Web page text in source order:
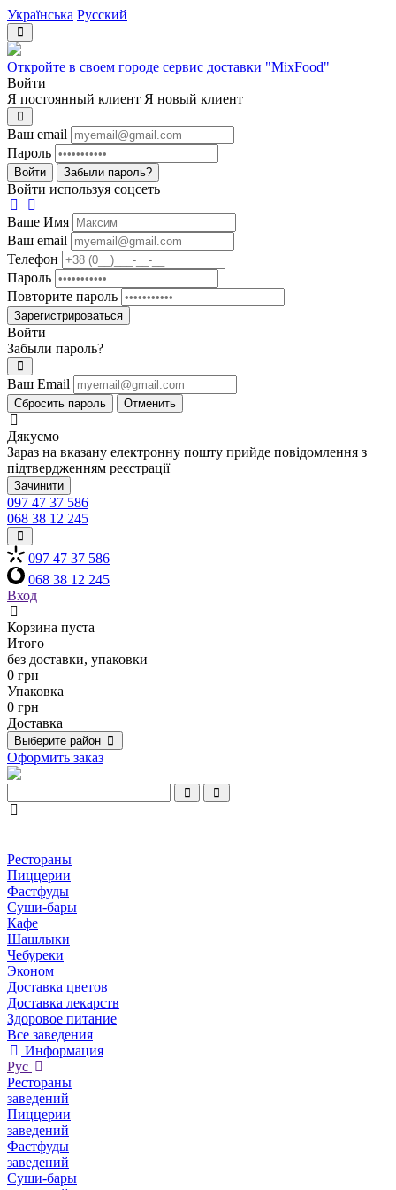
Українська Русский
Откройте в своем городе сервис доставки "MixFood"
Войти
Я постоянный клиент Я новый клиент
Ваш email
Пароль
Войти Забыли пароль?
Войти используя соцсеть
Ваше Имя
Ваш email
Телефон
Пароль
Повторите пароль
Зарегистрироваться
Войти
Забыли пароль?
Ваш Email
Сбросить пароль Отменить
Дякуємо
Зараз на вказану електронну пошту прийде повідомлення з
підтвердженням реєстрації
Зачинити
097 47 37 586
068 38 12 245
097 47 37 586
068 38 12 245
Вход
Корзина пуста
Итого
без доставки, упаковки
0 грн
Упаковка
0 грн
Доставка
Выберите район
Оформить заказ
Рестораны
Пиццерии
Фастфуды
Суши-бары
Кафе
Шашлыки
Чебуреки
Эконом
Доставка цветов
Доставка лекарств
Здоровое питание
Все заведения
Информация
Рус
Рестораны
заведений
Пиццерии
заведений
Фастфуды
заведений
Суши-бары